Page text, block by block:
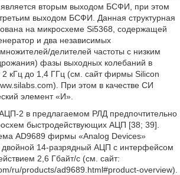
вторым выходом БСФИ, при этом
выходом БСФИ. Данная структурная
на микросхеме Si5368, содержащей
и два независимых
делителей частоты с низким
фазы выходных колебаний в
2 кГц до 1,4 ГГц (см. сайт фирмы Silicon
При этом в качестве СИ
элемент «И».
2 в предлагаемом РЛД предпочтительно
быстродействующих АЦП [38; 39].
AD9689 фирмы «Analog Devices»
двойной 14-разрядный АЦП с интерфейсом
2,6 Гбайт/с (см. сайт:
ru/products/ad9689.html#product-overview).